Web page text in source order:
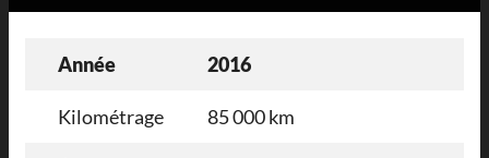
Année 2016
Kilométrage 85 000 km